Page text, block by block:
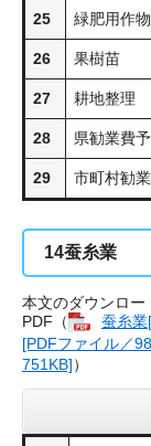
25 緑肥用作物
26 果樹苗
27 耕地整理
28 県勧業費
29 市町村勧
14蚕糸業
本文のダウンロー
PDF（
蚕糸
[PDFファイル／
751KB]）